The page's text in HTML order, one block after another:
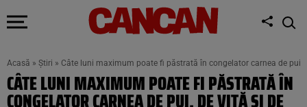
Acasă » Știri » Câte luni maximum poate fi păstrată în congelator carnea de pui,
CÂTE LUNI MAXIMUM POATE FI PĂSTRATĂ ÎN
CONGELATOR CARNEA DE PUI, DE VITĂ ȘI DE